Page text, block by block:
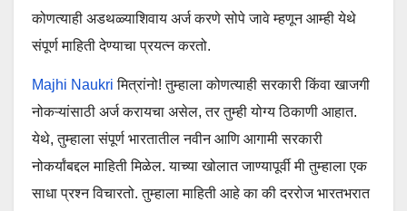
कोणत्याही अडथळ्याशिवाय अर्ज करणे सोपे जावे म्हणून आम्ही येथे
संपूर्ण माहिती देण्याचा प्रयत्न करतो.
Majhi Naukri मित्रांनो! तुम्हाला कोणत्याही सरकारी किंवा खाजगी
नोकऱ्यांसाठी अर्ज करायचा असेल, तर तुम्ही योग्य ठिकाणी आहात.
येथे, तुम्हाला संपूर्ण भारतातील नवीन आणि आगामी सरकारी
नोकर्यांबद्दल माहिती मिळेल. याच्या खोलात जाण्यापूर्वी मी तुम्हाला एक
साधा प्रश्न विचारतो. तुम्हाला माहिती आहे का की दररोज भारतभरात